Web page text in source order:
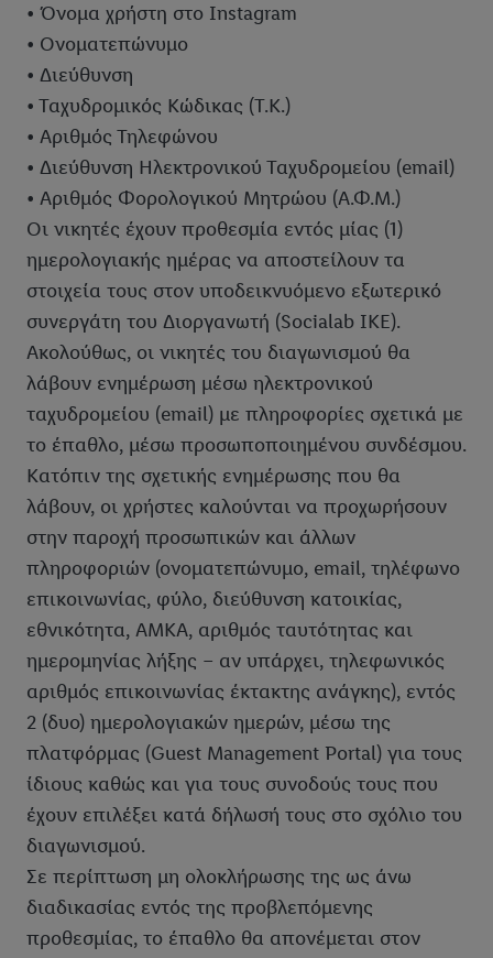
• Όνομα χρήστη στο Instagram
• Ονοματεπώνυμο
• Διεύθυνση
• Ταχυδρομικός Κώδικας (Τ.Κ.)
• Αριθμός Τηλεφώνου
• Διεύθυνση Ηλεκτρονικού Ταχυδρομείου (email)
• Αριθμός Φορολογικού Μητρώου (Α.Φ.Μ.)
Οι νικητές έχουν προθεσμία εντός μίας (1)
ημερολογιακής ημέρας να αποστείλουν τα
στοιχεία τους στον υποδεικνυόμενο εξωτερικό
συνεργάτη του Διοργανωτή (Socialab IKE).
Ακολούθως, οι νικητές του διαγωνισμού θα
λάβουν ενημέρωση μέσω ηλεκτρονικού
ταχυδρομείου (email) με πληροφορίες σχετικά με
το έπαθλο, μέσω προσωποποιημένου συνδέσμου.
Κατόπιν της σχετικής ενημέρωσης που θα
λάβουν, οι χρήστες καλούνται να προχωρήσουν
στην παροχή προσωπικών και άλλων
πληροφοριών (ονοματεπώνυμο, email, τηλέφωνο
επικοινωνίας, φύλο, διεύθυνση κατοικίας,
εθνικότητα, AMKA, αριθμός ταυτότητας και
ημερομηνίας λήξης – αν υπάρχει, τηλεφωνικός
αριθμός επικοινωνίας έκτακτης ανάγκης), εντός
2 (δυο) ημερολογιακών ημερών, μέσω της
πλατφόρμας (Guest Management Portal) για τους
ίδιους καθώς και για τους συνοδούς τους που
έχουν επιλέξει κατά δήλωσή τους στο σχόλιο του
διαγωνισμού.
Σε περίπτωση μη ολοκλήρωσης της ως άνω
διαδικασίας εντός της προβλεπόμενης
προθεσμίας, το έπαθλο θα απονέμεται στον